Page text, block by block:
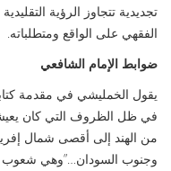
تجديدية تتجاوز الرؤية
الفقهي على الواقع ومتطلباته.
ضوابط الإمام الشافعي
يقول الخمليشي في مقدمة
في ظل الظروف التي كان
من الهند إلى أقصى شمال
وجنوب السودان…”وهي شعوب